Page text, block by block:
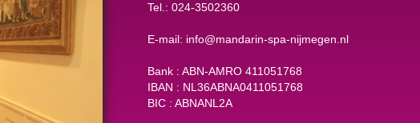
Tel.: 024-3502360
E-mail: info@mandarin-spa-nijmegen.nl
Bank : ABN-AMRO 411051768
IBAN : NL36ABNA0411051768
BIC : ABNANL2A